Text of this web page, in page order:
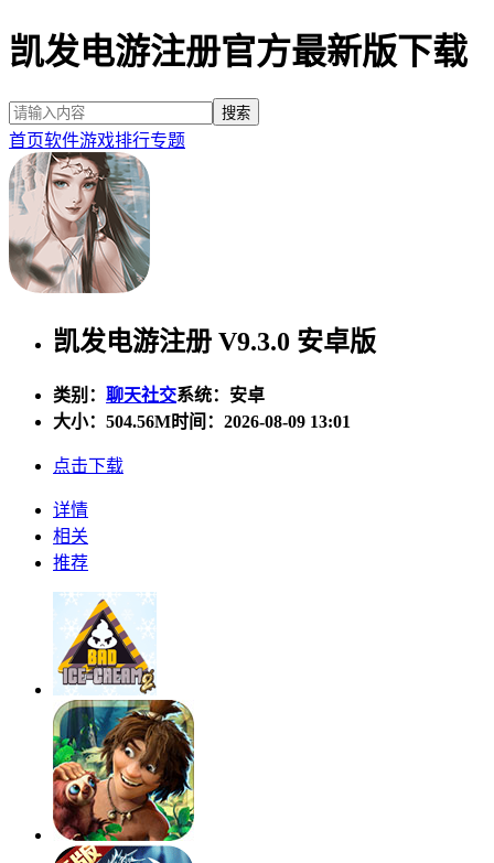
凯发电游注册官方最新版下载
首页软件游戏排行专题
凯发电游注册 V9.3.0 安卓版
类别： 聊天社交系统：安卓
大小： 504.56M时间：2026-08-09 13:01
点击下载
详情
相关
推荐